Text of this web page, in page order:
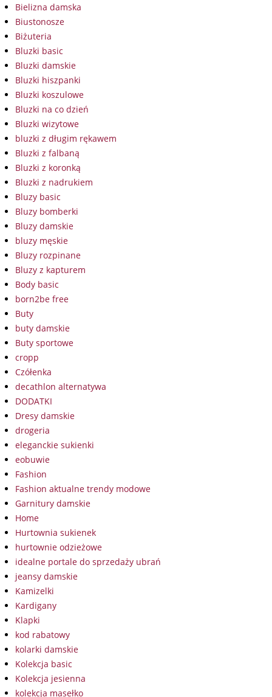
Bielizna damska
Biustonosze
Biżuteria
Bluzki basic
Bluzki damskie
Bluzki hiszpanki
Bluzki koszulowe
Bluzki na co dzień
Bluzki wizytowe
bluzki z długim rękawem
Bluzki z falbaną
Bluzki z koronką
Bluzki z nadrukiem
Bluzy basic
Bluzy bomberki
Bluzy damskie
bluzy męskie
Bluzy rozpinane
Bluzy z kapturem
Body basic
born2be free
Buty
buty damskie
Buty sportowe
cropp
Czółenka
decathlon alternatywa
DODATKI
Dresy damskie
drogeria
eleganckie sukienki
eobuwie
Fashion
Fashion aktualne trendy modowe
Garnitury damskie
Home
Hurtownia sukienek
hurtownie odzieżowe
idealne portale do sprzedaży ubrań
jeansy damskie
Kamizelki
Kardigany
Klapki
kod rabatowy
kolarki damskie
Kolekcja basic
Kolekcja jesienna
kolekcja masełko